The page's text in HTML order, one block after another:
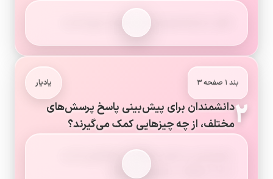
شکل حباب‌ها همیشه کروی (مانند توپ) است.
بند ۱ صفحه ۳ یادیار
۲دانشمندان برای پیش‌بینی پاسخ پرسش‌های
مختلف، از چه چیزهایی کمک می‌گیرند؟
دانشمندان به کمک مشاهده و اطلاعاتی که به
دست می‌آورند، پیش‌بینی می‌کنند.